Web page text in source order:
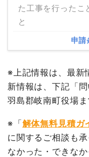
た工事を行ったこ
と
申請
※上記情報は、最新
新情報は、下記「
羽島郡岐南町役場
※「解体無料見積ガ
に関するご相談も
なかった・できな